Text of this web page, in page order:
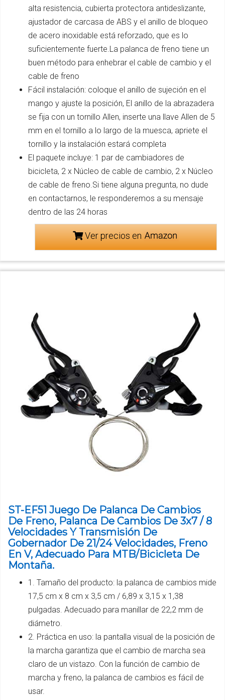
alta resistencia, cubierta protectora antideslizante,
ajustador de carcasa de ABS y el anillo de bloqueo
de acero inoxidable está reforzado, que es lo
suficientemente fuerte.La palanca de freno tiene un
buen método para enhebrar el cable de cambio y el
cable de freno
Fácil instalación: coloque el anillo de sujeción en el
mango y ajuste la posición, El anillo de la abrazadera
se fija con un tornillo Allen, inserte una llave Allen de 5
mm en el tornillo a lo largo de la muesca, apriete el
tornillo y la instalación estará completa
El paquete incluye: 1 par de cambiadores de
bicicleta, 2 x Núcleo de cable de cambio, 2 x Núcleo
de cable de freno.Si tiene alguna pregunta, no dude
en contactarnos, le responderemos a su mensaje
dentro de las 24 horas
Ver precios en
ST-EF51 Juego De Palanca De Cambios
De Freno, Palanca De Cambios De 3x7 / 8
Velocidades Y Transmisión De
Gobernador De 21/24 Velocidades, Freno
En V, Adecuado Para MTB/Bicicleta De
Montaña.
1. Tamaño del producto: la palanca de cambios mide
17,5 cm x 8 cm x 3,5 cm / 6,89 x 3,15 x 1,38
pulgadas. Adecuado para manillar de 22,2 mm de
diámetro.
2. Práctica en uso: la pantalla visual de la posición de
la marcha garantiza que el cambio de marcha sea
claro de un vistazo. Con la función de cambio de
marcha y freno, la palanca de cambios es fácil de
usar.